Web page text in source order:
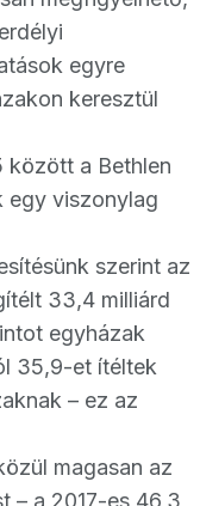
egyre
keresztül
között a Bethlen
egy viszonylag
szerint az
33,4 milliárd
egyházak
35,9-et ítéltek
– ez az
magasan az
– a 2017-es 46,3